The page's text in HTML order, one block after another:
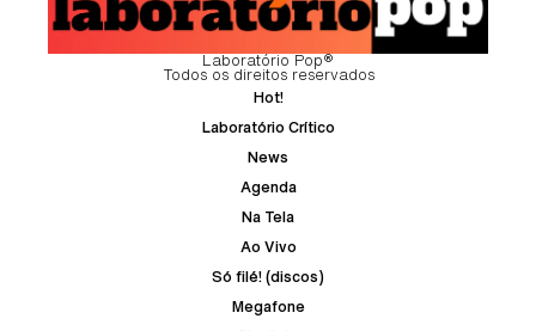
Laboratório Pop®
Todos os direitos reservados
Hot!
Laboratório Crítico
News
Agenda
Na Tela
Ao Vivo
Só filé! (discos)
Megafone